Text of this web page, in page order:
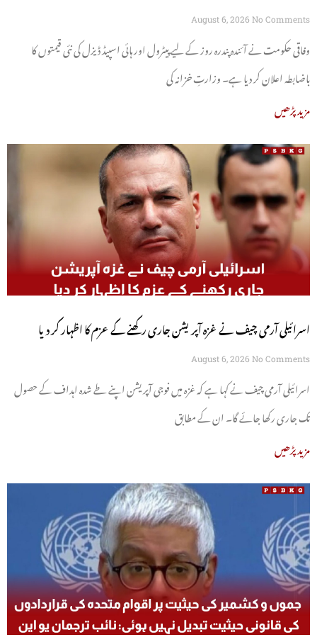
August 6, 2026 No Comments
وفاقی حکومت نے آئندہ پندرہ روز کے لیے پیٹرول اور ہائی اسپیڈ ڈیزل کی نئی قیمتوں کا
باضابطہ اعلان کر دیا ہے۔ وزارتِ خزانہ کی
مزید پڑھیں
اسرائیلی آرمی چیف نے غزہ آپریشن جاری رکھنے کے عزم کا اظہار کر دیا
August 6, 2026 No Comments
اسرائیلی آرمی چیف نے کہا ہے کہ غزہ میں فوجی آپریشن اپنے طے شدہ اہداف کے حصول
تک جاری رکھا جائے گا۔ ان کے مطابق
مزید پڑھیں